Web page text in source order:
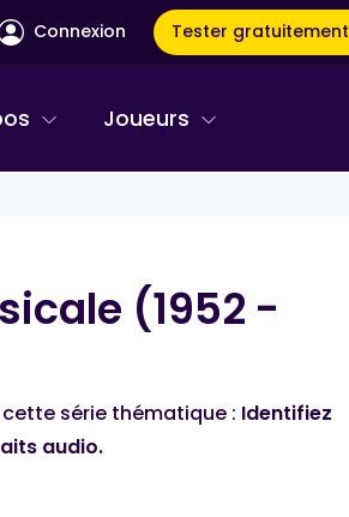
Connexion Tester gratuitement
Joueurs
COTTON QUIZ
(1952 -
série thématique : Identifiez
audio.